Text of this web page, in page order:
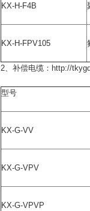
KX-H-F4B
KX-H-FPV105
2、补偿电缆：http://
型号
KX-G-VV
KX-G-VPV
KX-G-VPVP